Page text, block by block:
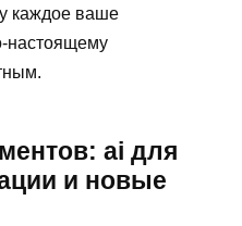
каждое ваше
настоящему
ai для
и новые